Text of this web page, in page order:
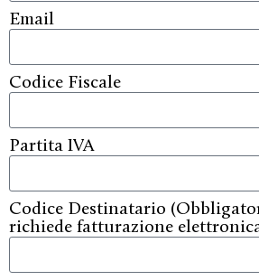
Email
Codice Fiscale
Partita IVA
Codice Destinatario
richiede fatturazione